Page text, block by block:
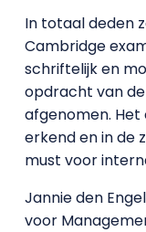
In totaal deden
Cambridge
schriftelijk en
opdracht van
afgenomen.
erkend en in de
must voor
Jannie den
voor